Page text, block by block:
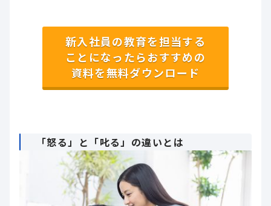
新入社員の教育を担当する
ことになったらおすすめの
資料を無料ダウンロード
「怒る」と「叱る」の違いとは